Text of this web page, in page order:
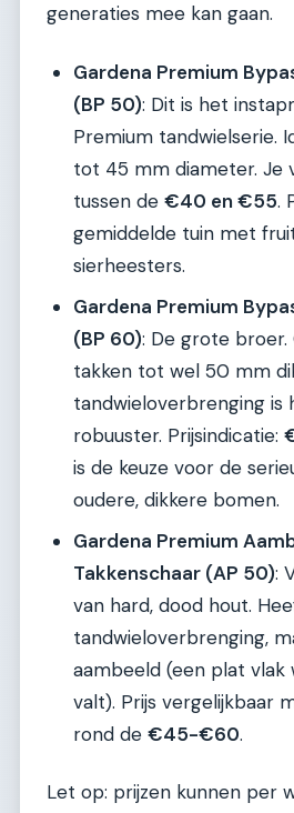
generaties mee kan gaan.
Gardena Premium
(BP 50): Dit is het
Premium tandwielserie.
tot 45 mm diameter. Je
tussen de €40 en €55.
gemiddelde tuin met
sierheesters.
Gardena Premium
(BP 60): De grote
takken tot wel 50 mm
tandwieloverbrenging is
robuuster. Prijsindicatie:
is de keuze voor de
oudere, dikkere bomen.
Gardena Premium
Takkenschaar (AP 50):
van hard, dood hout.
tandwieloverbrenging,
aambeeld (een plat
valt). Prijs vergelijkbaar
rond de €45-€60.
Let op: prijzen kunnen per